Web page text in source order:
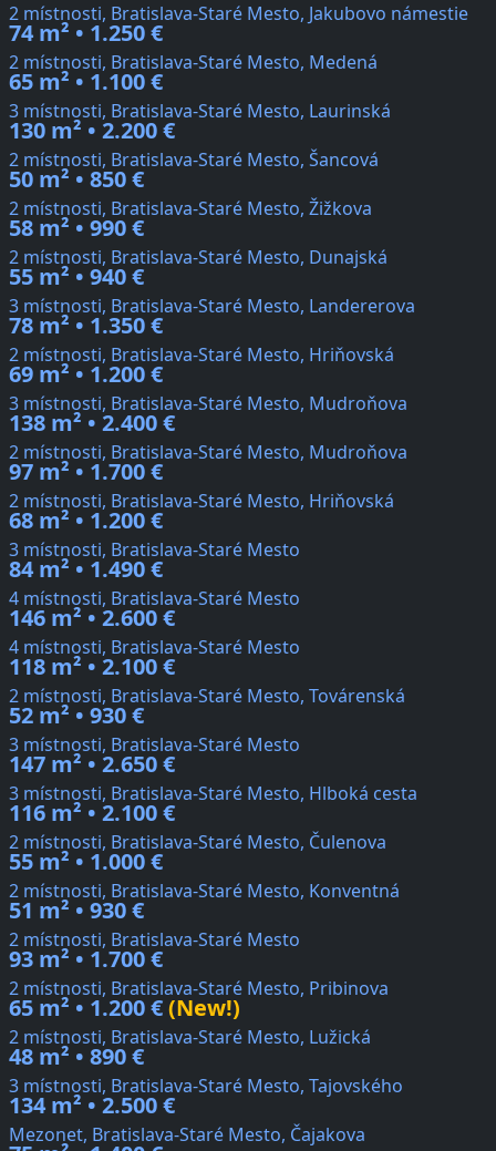
2 místnosti, Bratislava-Staré Mesto, Jakubovo námestie
74 m² • 1.250 €
2 místnosti, Bratislava-Staré Mesto, Medená
65 m² • 1.100 €
3 místnosti, Bratislava-Staré Mesto, Laurinská
130 m² • 2.200 €
2 místnosti, Bratislava-Staré Mesto, Šancová
50 m² • 850 €
2 místnosti, Bratislava-Staré Mesto, Žižkova
58 m² • 990 €
2 místnosti, Bratislava-Staré Mesto, Dunajská
55 m² • 940 €
3 místnosti, Bratislava-Staré Mesto, Landererova
78 m² • 1.350 €
2 místnosti, Bratislava-Staré Mesto, Hriňovská
69 m² • 1.200 €
3 místnosti, Bratislava-Staré Mesto, Mudroňova
138 m² • 2.400 €
2 místnosti, Bratislava-Staré Mesto, Mudroňova
97 m² • 1.700 €
2 místnosti, Bratislava-Staré Mesto, Hriňovská
68 m² • 1.200 €
3 místnosti, Bratislava-Staré Mesto
84 m² • 1.490 €
4 místnosti, Bratislava-Staré Mesto
146 m² • 2.600 €
4 místnosti, Bratislava-Staré Mesto
118 m² • 2.100 €
2 místnosti, Bratislava-Staré Mesto, Továrenská
52 m² • 930 €
3 místnosti, Bratislava-Staré Mesto
147 m² • 2.650 €
3 místnosti, Bratislava-Staré Mesto, Hlboká cesta
116 m² • 2.100 €
2 místnosti, Bratislava-Staré Mesto, Čulenova
55 m² • 1.000 €
2 místnosti, Bratislava-Staré Mesto, Konventná
51 m² • 930 €
2 místnosti, Bratislava-Staré Mesto
93 m² • 1.700 €
2 místnosti, Bratislava-Staré Mesto, Pribinova
65 m² • 1.200 €(New!)
2 místnosti, Bratislava-Staré Mesto, Lužická
48 m² • 890 €
3 místnosti, Bratislava-Staré Mesto, Tajovského
134 m² • 2.500 €
Mezonet, Bratislava-Staré Mesto, Čajakova